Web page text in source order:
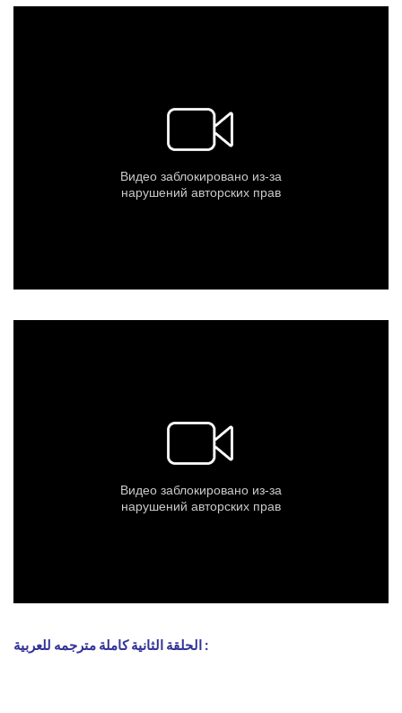
الحلقة الثانية كاملة مترجمه للعربية :